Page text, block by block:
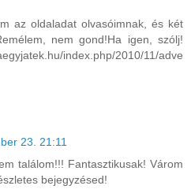
az oldaladat olvasóimnak, és két
nem gond!Ha igen, szólj!
index.php/2010/11/adve
23. 21:11
találom!!! Fantasztikusak! Várom
bejegyzésed!